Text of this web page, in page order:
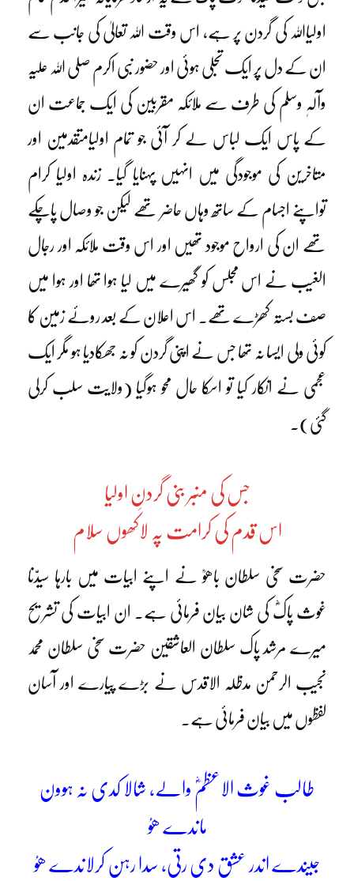
اولیااللہ کی گردن پر ہے، اس وقت اللہ تعالیٰ کی جانب سے
ان کے دل پر ایک تجلی ہوئی اور حضور نبی اکرم صلی اللہ علیہ
وآلہٖ وسلم کی طرف سے ملائکہ مقربین کی ایک جماعت ان
کے پاس ایک لباس لے کر آئی جو تمام اولیامتقدمین اور
متاخرین کی موجودگی میں انہیں پہنایا گیا۔ زندہ اولیا کرام
تواپنے اجسام کے ساتھ وہاں حاضر تھے لیکن جو وصال پاچکے
تھے ان کی ارواح موجود تھیں اور اس وقت ملائکہ اور رجال
الغیب نے اس مجلس کو گھیرے میں لیا ہوا تھا اور ہوا میں
صف بستہ کھڑے تھے۔ اس اعلان کے بعد روئے زمین کا
کوئی ولی ایسا نہ تھا جس نے اپنی گردن کو نہ جھکادیا ہو مگر ایک
عجمی نے انکار کیا تو اسکا حال محو ہوگیا (ولایت سلب کرلی
گئی)۔
جس کی منبر بنی گردنِ اولیا
اس قدم کی کرامت پہ لاکھوں سلام
حضرت سخی سلطان باھوؒ نے اپنے ابیات میں بارہا سیدّنا
غوث پاکؓ کی شان بیان فرمائی ہے۔ ان ابیات کی تشریح
میرے مرشد پاک سلطان العاشقین حضرت سخی سلطان محمد
نجیب الرحمن مدظلہ الاقدس نے بڑے پیارے اور آسان
لفظوں میں بیان فرمائی ہے۔
طالب غوث الاعظمؓ والے، شالا کدی نہ ہوون
ماندے ھوُ
جیندے اندر عشق دی رتی، سدا رہن کرلاندے ھوُ